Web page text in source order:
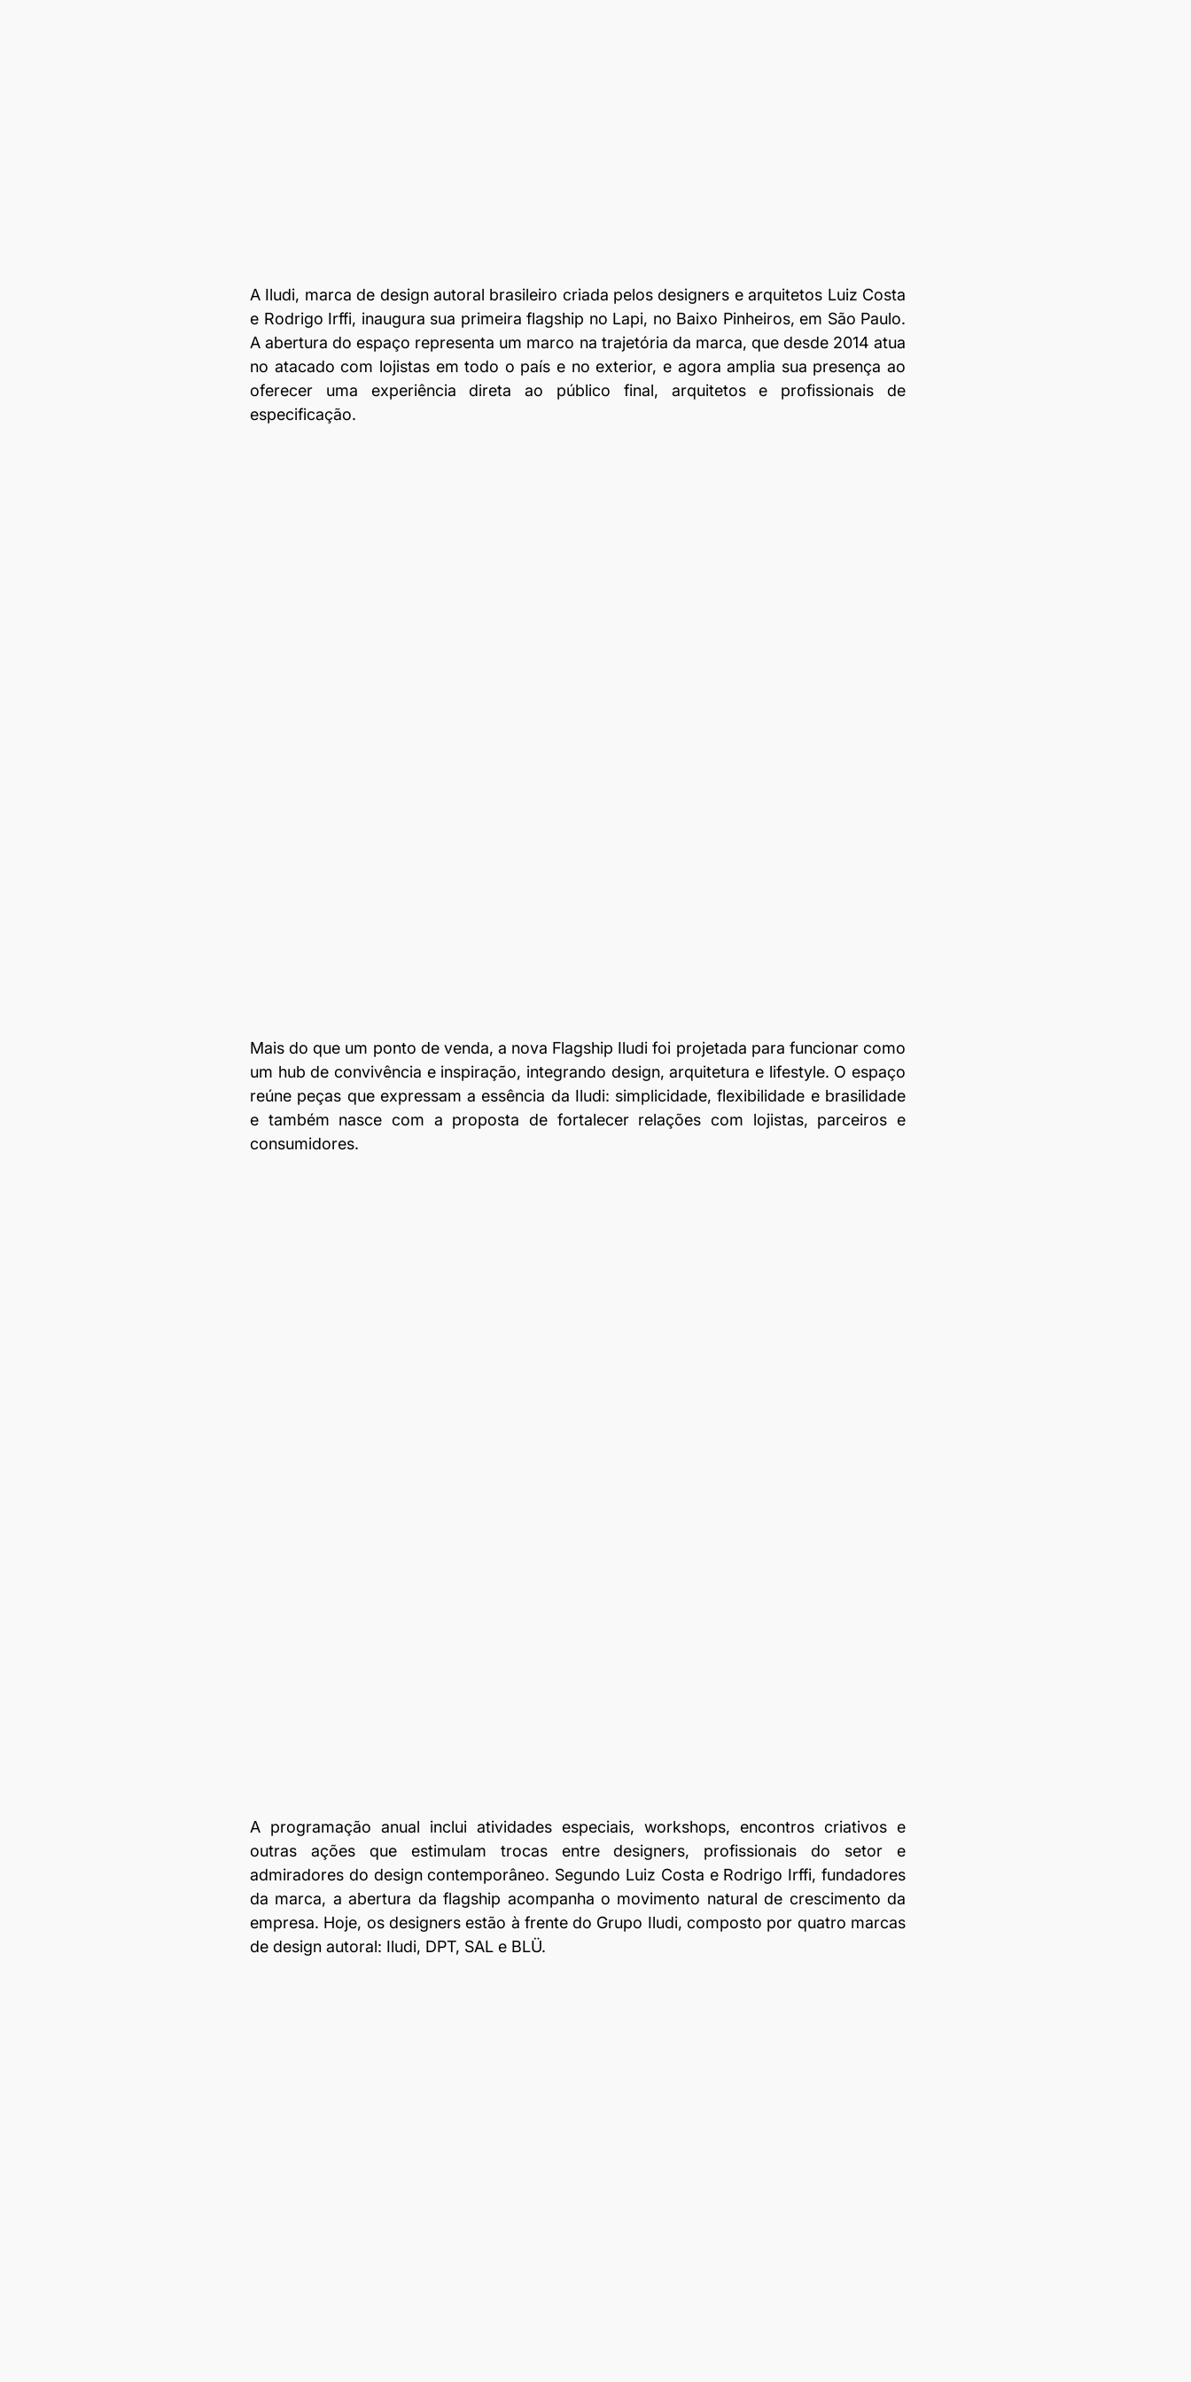
A Iludi, marca de design autoral brasileiro criada pelos designers e arquitetos Luiz Costa
e Rodrigo Irffi, inaugura sua primeira flagship no Lapi, no Baixo Pinheiros, em São Paulo.
A abertura do espaço representa um marco na trajetória da marca, que desde 2014 atua
no atacado com lojistas em todo o país e no exterior, e agora amplia sua presença ao
oferecer uma experiência direta ao público final, arquitetos e profissionais de
especificação.
Mais do que um ponto de venda, a nova Flagship Iludi foi projetada para funcionar como
um hub de convivência e inspiração, integrando design, arquitetura e lifestyle. O espaço
reúne peças que expressam a essência da Iludi: simplicidade, flexibilidade e brasilidade
e também nasce com a proposta de fortalecer relações com lojistas, parceiros e
consumidores.
A programação anual inclui atividades especiais, workshops, encontros criativos e
outras ações que estimulam trocas entre designers, profissionais do setor e
admiradores do design contemporâneo. Segundo Luiz Costa e Rodrigo Irffi, fundadores
da marca, a abertura da flagship acompanha o movimento natural de crescimento da
empresa. Hoje, os designers estão à frente do Grupo Iludi, composto por quatro marcas
de design autoral: Iludi, DPT, SAL e BLÜ.